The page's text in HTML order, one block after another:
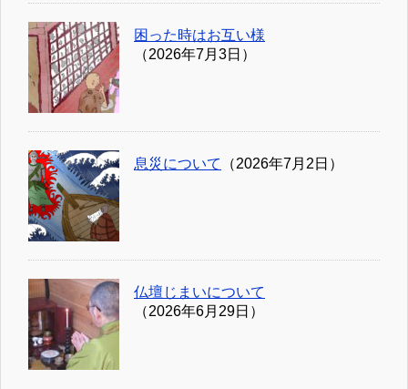
困った時はお互い様
（2026年7月3日）
息災について （2026年7月2日）
仏壇じまいについて
（2026年6月29日）